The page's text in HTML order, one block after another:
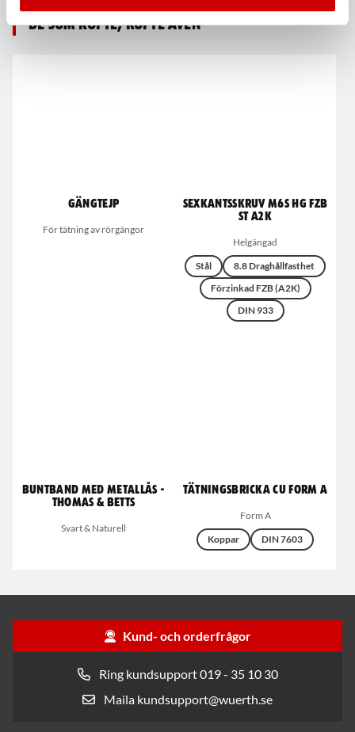
De som köpte, köpte även
Gängtejp
För tätning av rörgängor
Sexkantsskruv M6S HG FZB
ST A2K
Helgängad
Stål
8.8 Draghållfasthet
Förzinkad FZB (A2K)
DIN 933
Buntband med metallås -
Thomas & Betts
Svart & Naturell
Tätningsbricka CU Form A
Form A
Koppar
DIN 7603
Kund- och orderfrågor
Ring kundsupport 019 - 35 10 30
Maila kundsupport@wuerth.se